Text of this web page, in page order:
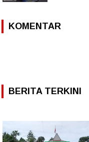
KOMENTAR
BERITA TERKINI